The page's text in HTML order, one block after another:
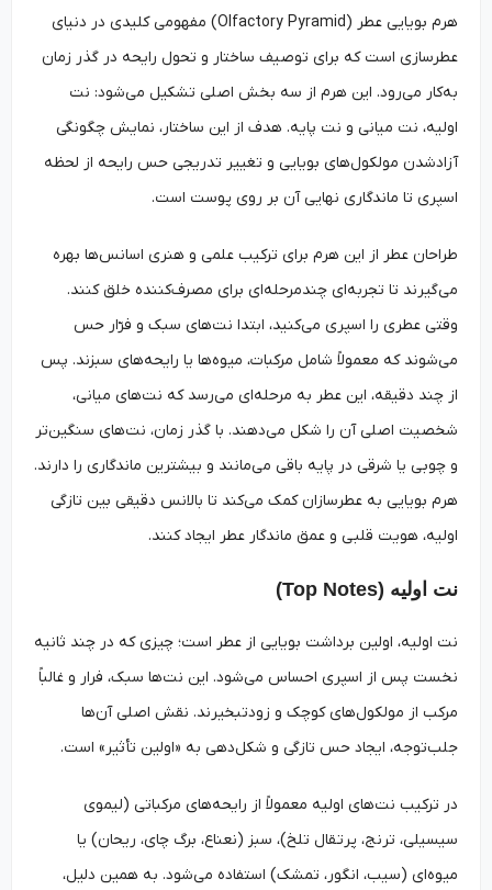
هرم بویایی عطر (Olfactory Pyramid) مفهومی کلیدی در دنیای
عطرسازی است که برای توصیف ساختار و تحول رایحه در گذر زمان
به‌کار می‌رود. این هرم از سه بخش اصلی تشکیل می‌شود: نت
اولیه، نت میانی و نت پایه. هدف از این ساختار، نمایش چگونگی
آزادشدن مولکول‌های بویایی و تغییر تدریجی حس رایحه از لحظه
اسپری تا ماندگاری نهایی آن بر روی پوست است.
طراحان عطر از این هرم برای ترکیب علمی و هنری اسانس‌ها بهره
می‌گیرند تا تجربه‌ای چندمرحله‌ای برای مصرف‌کننده خلق کنند.
وقتی عطری را اسپری می‌کنید، ابتدا نت‌های سبک و فرّار حس
می‌شوند که معمولاً شامل مرکبات، میوه‌ها یا رایحه‌های سبزند. پس
از چند دقیقه، این عطر به مرحله‌ای می‌رسد که نت‌های میانی،
شخصیت اصلی آن را شکل می‌دهند. با گذر زمان، نت‌های سنگین‌تر
و چوبی یا شرقی در پایه باقی می‌مانند و بیشترین ماندگاری را دارند.
هرم بویایی به عطرسازان کمک می‌کند تا بالانس دقیقی بین تازگی
اولیه، هویت قلبی و عمق ماندگار عطر ایجاد کنند.
نت اولیه (Top Notes)
نت اولیه، اولین برداشت بویایی از عطر است؛ چیزی که در چند ثانیه
نخست پس از اسپری احساس می‌شود. این نت‌ها سبک، فرار و غالباً
مرکب از مولکول‌های کوچک و زودتبخیرند. نقش اصلی آن‌ها
جلب‌توجه، ایجاد حس تازگی و شکل‌دهی به «اولین تأثیر» است.
در ترکیب نت‌های اولیه معمولاً از رایحه‌های مرکباتی (لیموی
سیسیلی، ترنج، پرتقال تلخ)، سبز (نعناع، برگ چای، ریحان) یا
میوه‌ای (سیب، انگور، تمشک) استفاده می‌شود. به همین دلیل،